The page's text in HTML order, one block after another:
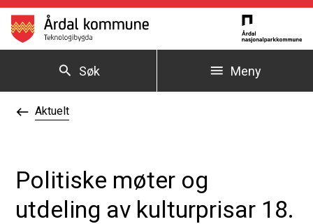
Årdal kommune
Søk Meny
Du er her:
Aktuelt
Politiske møter og
utdeling av kulturprisar 18.